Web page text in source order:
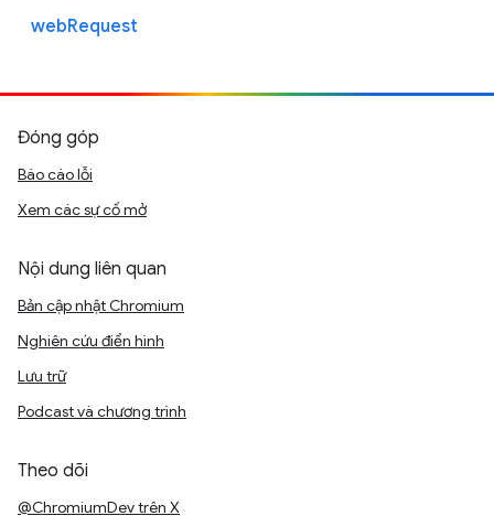
webRequest
Đóng góp
Báo cáo lỗi
Xem các sự cố mở
Nội dung liên quan
Bản cập nhật Chromium
Nghiên cứu điển hình
Lưu trữ
Podcast và chương trình
Theo dõi
@ChromiumDev trên X